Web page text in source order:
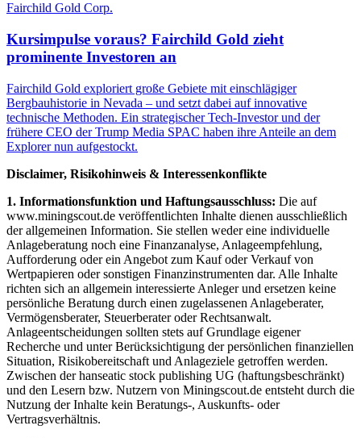
Fairchild Gold Corp.
Kursimpulse voraus? Fairchild Gold zieht
prominente Investoren an
Fairchild Gold exploriert große Gebiete mit einschlägiger
Bergbauhistorie in Nevada – und setzt dabei auf innovative
technische Methoden. Ein strategischer Tech-Investor und der
frühere CEO der Trump Media SPAC haben ihre Anteile an dem
Explorer nun aufgestockt.
Disclaimer, Risikohinweis & Interessenkonflikte
1. Informationsfunktion und Haftungsausschluss: Die auf
www.miningscout.de veröffentlichten Inhalte dienen ausschließlich
der allgemeinen Information. Sie stellen weder eine individuelle
Anlageberatung noch eine Finanzanalyse, Anlageempfehlung,
Aufforderung oder ein Angebot zum Kauf oder Verkauf von
Wertpapieren oder sonstigen Finanzinstrumenten dar. Alle Inhalte
richten sich an allgemein interessierte Anleger und ersetzen keine
persönliche Beratung durch einen zugelassenen Anlageberater,
Vermögensberater, Steuerberater oder Rechtsanwalt.
Anlageentscheidungen sollten stets auf Grundlage eigener
Recherche und unter Berücksichtigung der persönlichen finanziellen
Situation, Risikobereitschaft und Anlageziele getroffen werden.
Zwischen der hanseatic stock publishing UG (haftungsbeschränkt)
und den Lesern bzw. Nutzern von Miningscout.de entsteht durch die
Nutzung der Inhalte kein Beratungs-, Auskunfts- oder
Vertragsverhältnis.